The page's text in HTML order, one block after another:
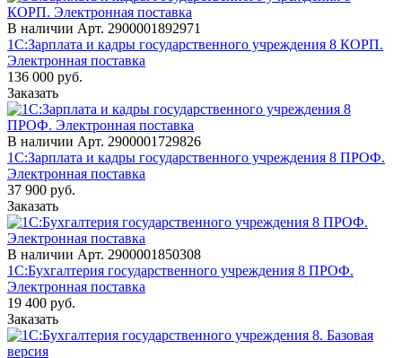
В наличии Арт. 2900001892971
1С:Зарплата и кадры государственного учреждения 8 КОРП.
Электронная поставка
136 000 руб.
Заказать
В наличии Арт. 2900001729826
1С:Зарплата и кадры государственного учреждения 8 ПРОФ.
Электронная поставка
37 900 руб.
Заказать
В наличии Арт. 2900001850308
1С:Бухгалтерия государственного учреждения 8 ПРОФ.
Электронная поставка
19 400 руб.
Заказать